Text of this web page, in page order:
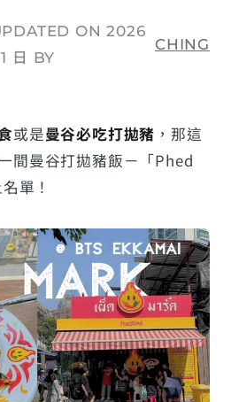
ON 2026
日 BY
CHING
或是曼谷必吃打拋豬 ，那這
間曼谷打拋豬飯－「Phed
單！